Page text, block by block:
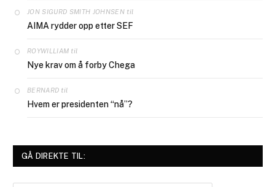
JON SIGURD SMITH JOHNSENtil
AIMA rydder opp etter SEF
ROYWILLIAM til
Nye krav om å forby Chega
BERNARD til
Hvem er presidenten “nå”?
GÅ DIREKTE TIL: